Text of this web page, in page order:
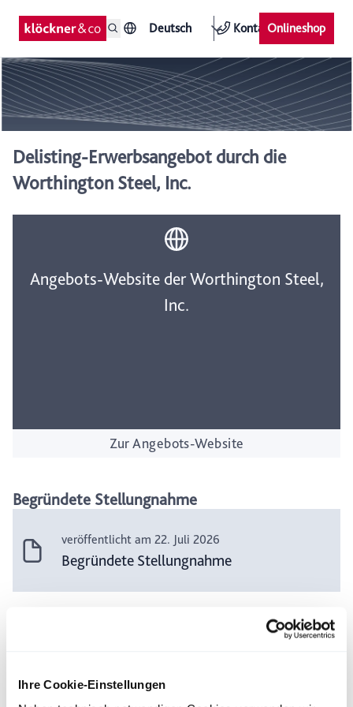
Ihre Cookie-Einstellungen
Deutsch KontaktOnlineshop
Delisting-Erwerbsangebot durch die
Worthington Steel, Inc.
Angebots-Website der Worthington Steel,
Inc.
Zur Angebots-Website
Begründete Stellungnahme
veröffentlicht am 22. Juli 2026
Begründete Stellungnahme
Pressemitteilungen und weitere Meldungen
Pressemitteilung: Vorstand und